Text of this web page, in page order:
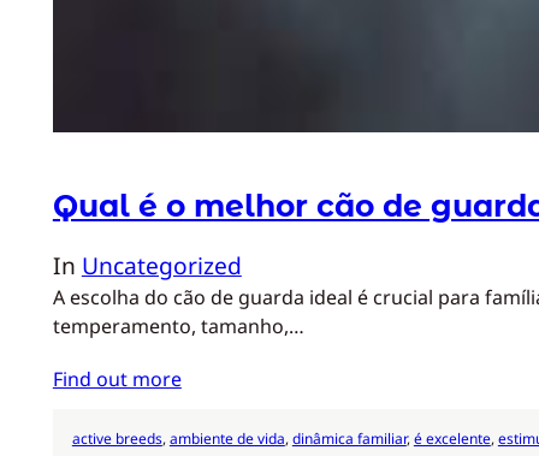
Qual é o melhor cão de
In Uncategorized
A escolha do cão de guarda ideal é crucial para
temperamento, tamanho,…
Find out more
active breeds, ambiente de vida, dinâmica familiar, é excelente,